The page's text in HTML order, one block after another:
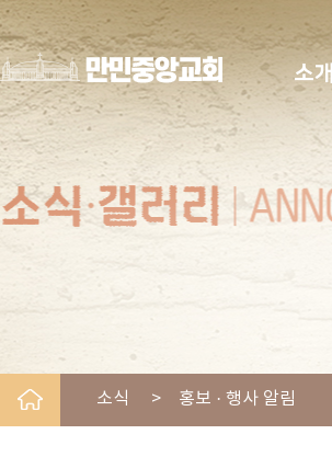
소개
소식 > 홍보 · 행사 알림